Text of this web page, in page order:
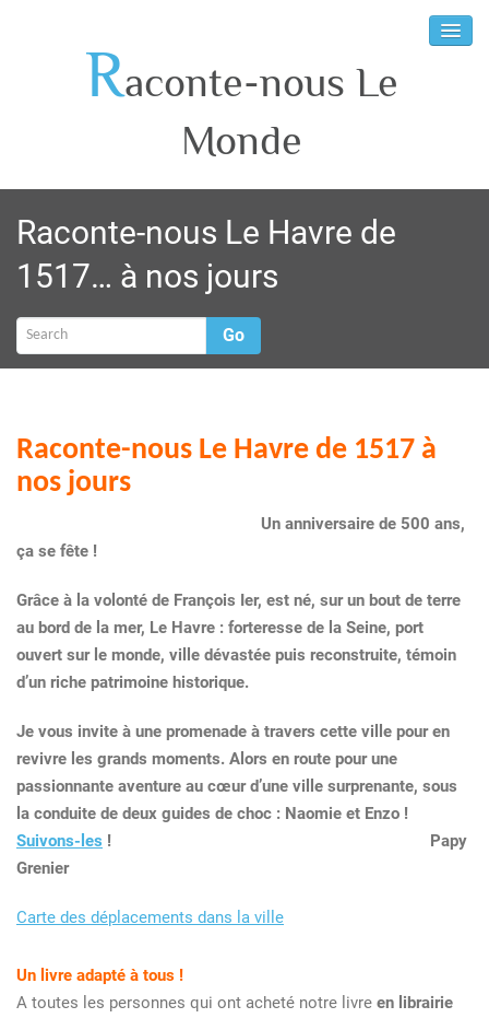
Raconte-nous Le
Monde
Raconte-nous Le Havre de
1517… à nos jours
Go
Raconte-nous Le Havre de 1517 à
nos jours
Un anniversaire de 500 ans,
ça se fête !
Grâce à la volonté de François Ier, est né, sur un bout de terre
au bord de la mer, Le Havre : forteresse de la Seine, port
ouvert sur le monde, ville dévastée puis reconstruite, témoin
d’un riche patrimoine historique.
Je vous invite à une promenade à travers cette ville pour en
revivre les grands moments. Alors en route pour une
passionnante aventure au cœur d’une ville surprenante, sous
la conduite de deux guides de choc : Naomie et Enzo !
Suivons-les ! Papy
Grenier
Carte des déplacements dans la ville
Un livre adapté à tous !
A toutes les personnes qui ont acheté notre livre en librairie